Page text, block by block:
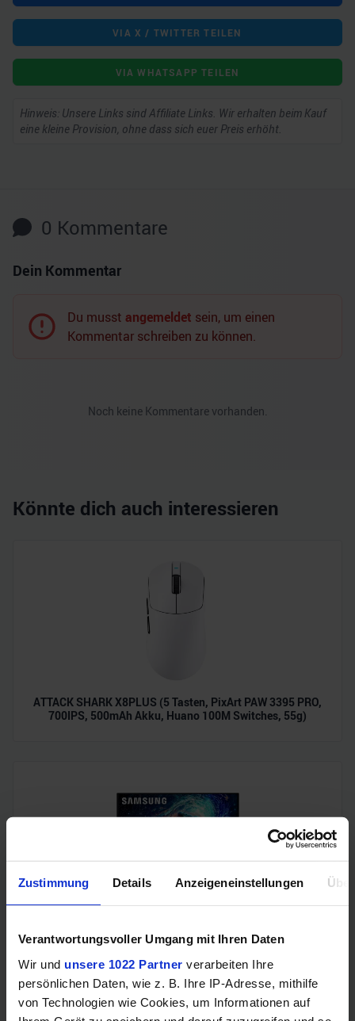
Zustimmung Details Anzeigeneinstellungen
Verantwortungsvoller Umgang mit Ihren Daten
Wir und unsere 1022 Partner verarbeiten Ihre
persönlichen Daten, wie z. B. Ihre IP-Adresse, mithilfe
von Technologien wie Cookies, um Informationen auf
VIA X / TWITTER TEILEN
VIA WHATSAPP TEILEN
Hinweis: Unsere Links sind Affiliate Links. Wir erhalten beim Kauf
eine kleine Provision, ohne dass sich euer Preis erhöht.
0 Kommentare
Dein Kommentar
Du musst angemeldet sein, um einen
Kommentar schreiben zu können.
Noch keine Kommentare vorhanden.
Könnte dich auch interessieren
ATTACK SHARK X8PLUS (5 Tasten, PixArt PAW 3395 PRO,
700IPS, 500mAh Akku, Huano 100M Switches, 55g)
FreeSync Premium, 99% DCI-P3)